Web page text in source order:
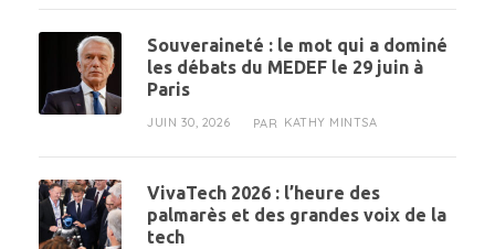
Souveraineté : le mot qui a dominé
les débats du MEDEF le 29 juin à
Paris
JUIN 30, 2026 PAR KATHY MINTSA
VivaTech 2026 : l’heure des
palmarès et des grandes voix de la
tech